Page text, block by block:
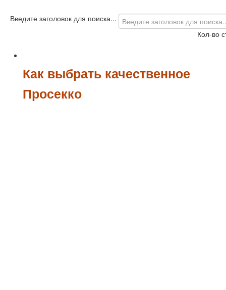
Введите заголовок для поиска...
Кол-во
Как выбрать качественное
Просекко